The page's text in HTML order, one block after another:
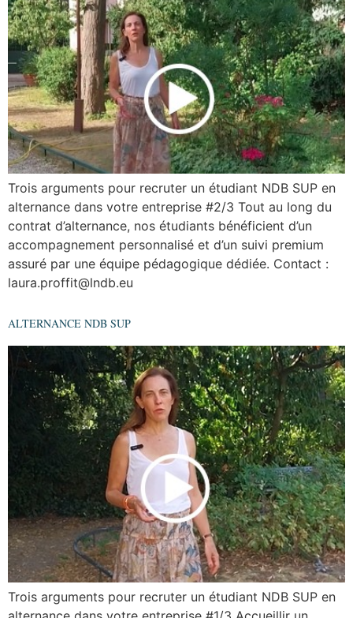
Trois arguments pour recruter un étudiant NDB SUP en
alternance dans votre entreprise #2/3 Tout au long du
contrat d’alternance, nos étudiants bénéficient d’un
accompagnement personnalisé et d’un suivi premium
assuré par une équipe pédagogique dédiée. Contact :
laura.proffit@lndb.eu
ALTERNANCE NDB SUP
Trois arguments pour recruter un étudiant NDB SUP en